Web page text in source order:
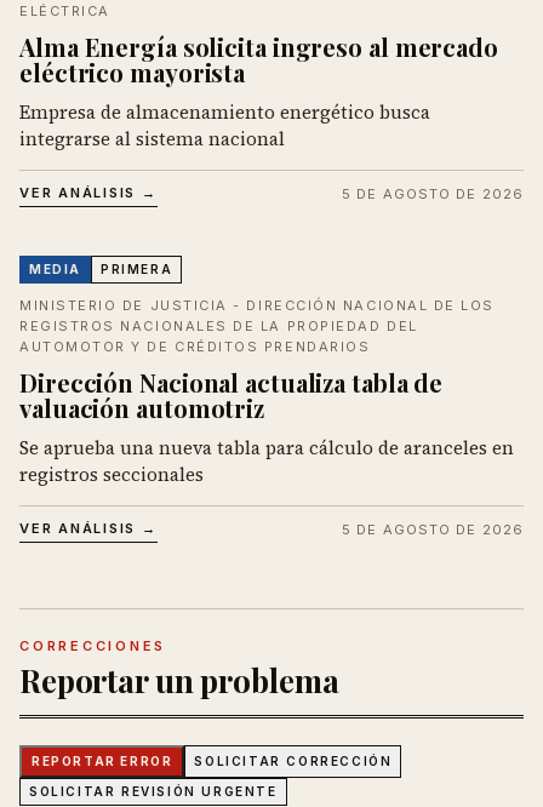
ELÉCTRICA
Alma Energía solicita ingreso al mercado
eléctrico mayorista
Empresa de almacenamiento energético busca
integrarse al sistema nacional
VER ANÁLISIS → 5 DE AGOSTO DE 2026
MEDIA PRIMERA
MINISTERIO DE JUSTICIA - DIRECCIÓN NACIONAL DE LOS
REGISTROS NACIONALES DE LA PROPIEDAD DEL
AUTOMOTOR Y DE CRÉDITOS PRENDARIOS
Dirección Nacional actualiza tabla de
valuación automotriz
Se aprueba una nueva tabla para cálculo de aranceles en
registros seccionales
VER ANÁLISIS → 5 DE AGOSTO DE 2026
CORRECCIONES
Reportar un problema
REPORTAR ERROR SOLICITAR CORRECCIÓN
SOLICITAR REVISIÓN URGENTE